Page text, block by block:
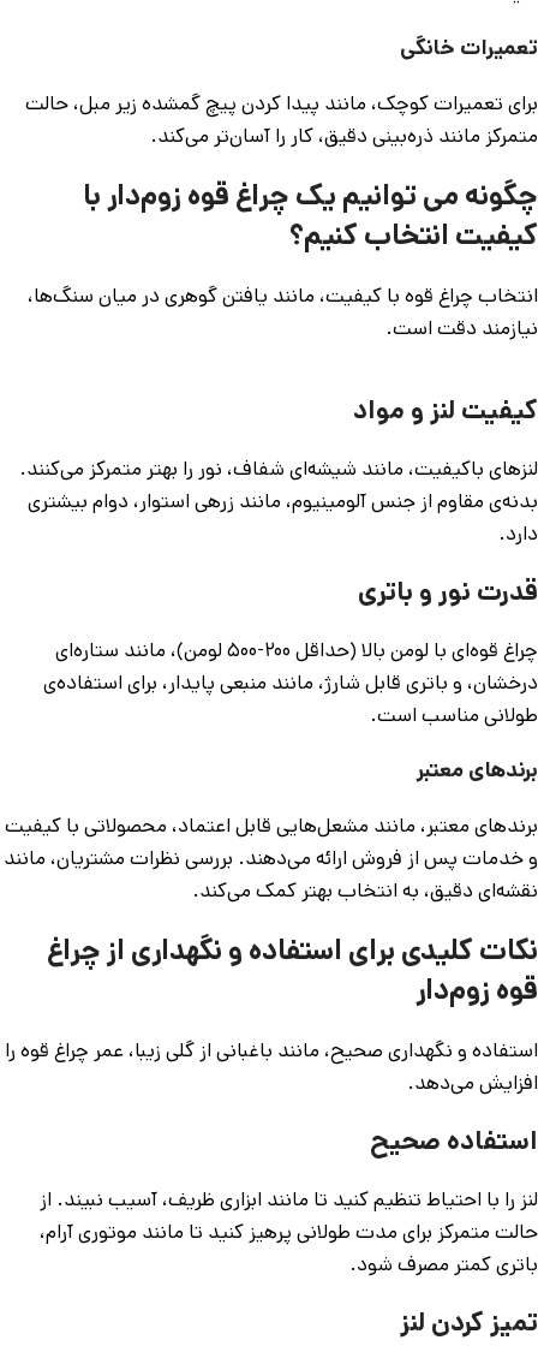
تعمیرات خانگی
برای تعمیرات کوچک، مانند پیدا کردن پیچ گمشده زیر مبل، حالت
متمرکز مانند ذره‌بینی دقیق، کار را آسان‌تر می‌کند.
چگونه می توانیم یک چراغ قوه زوم‌دار با
کیفیت انتخاب کنیم؟
انتخاب چراغ قوه با کیفیت، مانند یافتن گوهری در میان سنگ‌ها،
نیازمند دقت است.
کیفیت لنز و مواد
لنزهای باکیفیت، مانند شیشه‌ای شفاف، نور را بهتر متمرکز می‌کنند.
بدنه‌ی مقاوم از جنس آلومینیوم، مانند زرهی استوار، دوام بیشتری
دارد.
قدرت نور و باتری
چراغ قوه‌ای با لومن بالا (حداقل ۲۰۰-۵۰۰ لومن)، مانند ستاره‌ای
درخشان، و باتری قابل شارژ، مانند منبعی پایدار، برای استفاده‌ی
طولانی مناسب است.
برندهای معتبر
برندهای معتبر، مانند مشعل‌هایی قابل اعتماد، محصولاتی با کیفیت
و خدمات پس از فروش ارائه می‌دهند. بررسی نظرات مشتریان، مانند
نقشه‌ای دقیق، به انتخاب بهتر کمک می‌کند.
نکات کلیدی برای استفاده و نگهداری از چراغ
قوه زوم‌دار
استفاده و نگهداری صحیح، مانند باغبانی از گلی زیبا، عمر چراغ قوه را
افزایش می‌دهد.
استفاده صحیح
لنز را با احتیاط تنظیم کنید تا مانند ابزاری ظریف، آسیب نبیند. از
حالت متمرکز برای مدت طولانی پرهیز کنید تا مانند موتوری آرام،
باتری کمتر مصرف شود.
تمیز کردن لنز